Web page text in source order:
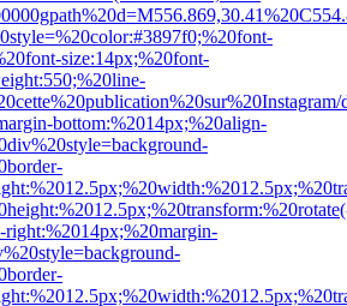
size:14px;%20font-
bottom:%2014px;%20align-